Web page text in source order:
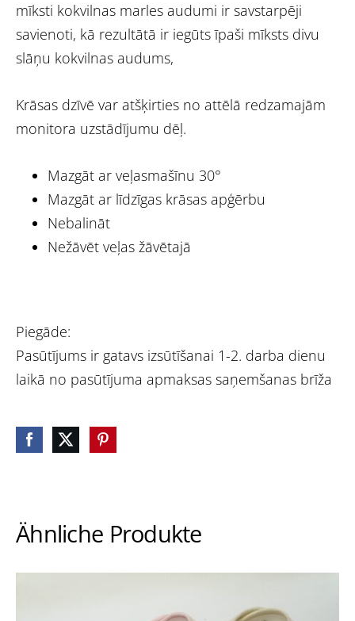
mīksti kokvilnas marles audumi ir savstarpēji
savienoti, kā rezultātā ir iegūts īpaši mīksts divu
slāņu kokvilnas audums,
Krāsas dzīvē var atšķirties no attēlā redzamajām
monitora uzstādījumu dēļ.
Mazgāt ar veļasmašīnu 30°
Mazgāt ar līdzīgas krāsas apģērbu
Nebalināt
Nežāvēt veļas žāvētajā
Piegāde:
Pasūtījums ir gatavs izsūtīšanai 1-2. darba dienu
laikā no pasūtījuma apmaksas saņemšanas brīža
Ähnliche Produkte